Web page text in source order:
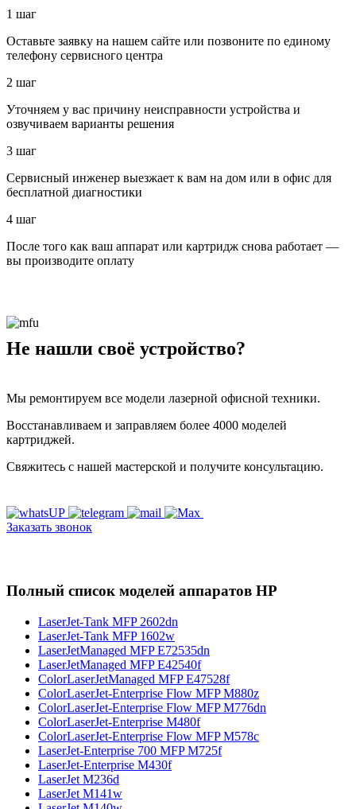
1 шаг
Оставьте заявку на нашем сайте или позвоните по единому
телефону сервисного центра
2 шаг
Уточняем у вас причину неисправности устройства и
озвучиваем варианты решения
3 шаг
Сервисный инженер выезжает к вам на дом или в офис для
бесплатной диагностики
4 шаг
После того как ваш аппарат или картридж снова работает —
вы производите оплату
Не нашли своё устройство?
Мы ремонтируем все модели лазерной офисной техники.
Восстанавливаем и заправляем более 4000 моделей
картриджей.
Свяжитесь с нашей мастерской и получите консультацию.
Заказать звонок
Полный список моделей аппаратов HP
LaserJet-Tank MFP 2602dn
LaserJet-Tank MFP 1602w
LaserJetManaged MFP E72535dn
LaserJetManaged MFP E42540f
ColorLaserJetManaged MFP E47528f
ColorLaserJet-Enterprise Flow MFP M880z
ColorLaserJet-Enterprise Flow MFP M776dn
ColorLaserJet-Enterprise M480f
ColorLaserJet-Enterprise Flow MFP M578с
LaserJet-Enterprise 700 MFP M725f
LaserJet-Enterprise M430f
LaserJet M236d
LaserJet M141w